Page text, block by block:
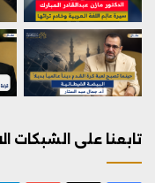
تابعنا على الشبكات